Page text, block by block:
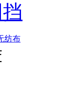
纺布